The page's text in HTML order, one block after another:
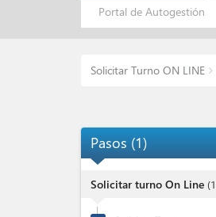
Portal de Autogestión
Solicitar Turno ON LINE
Pasos (1)
Solicitar turno On Line (1